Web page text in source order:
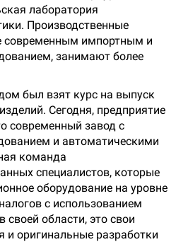
лаборатория
Производственные
современным импортным и
занимают более
был взят курс на выпуск
Сегодня, предприятие
современный завод с
и автоматическими
команда
специалистов, которые
оборудование на уровне
с использованием
своей области, это свои
и оригинальные разработки